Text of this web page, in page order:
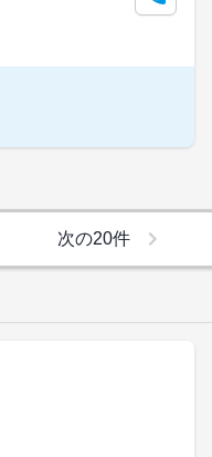
次の20件